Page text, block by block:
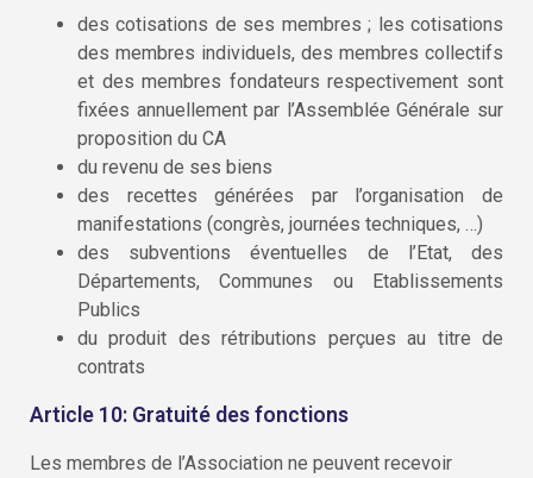
des cotisations de ses membres ; les cotisations
des membres individuels, des membres collectifs
et des membres fondateurs respectivement sont
fixées annuellement par l’Assemblée Générale sur
proposition du CA
du revenu de ses biens
des recettes générées par l’organisation de
manifestations (congrès, journées techniques, …)
des subventions éventuelles de l’Etat, des
Départements, Communes ou Etablissements
Publics
du produit des rétributions perçues au titre de
contrats
Article 10: Gratuité des fonctions
Les membres de l’Association ne peuvent recevoir